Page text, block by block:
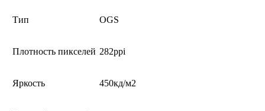
Тип OGS
Плотность пикселей 282ppi
Яркость 450кд/м2